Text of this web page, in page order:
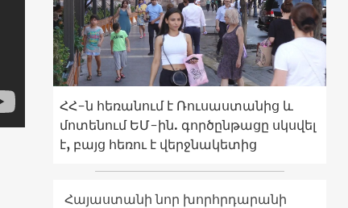
ՀՀ-ն հեռանում է Ռուսաստանից և
մոտենում ԵՄ-ին. գործընթացը սկսվել
է, բայց հեռու է վերջնակետից
Հայաստանի նոր խորհրդարանի